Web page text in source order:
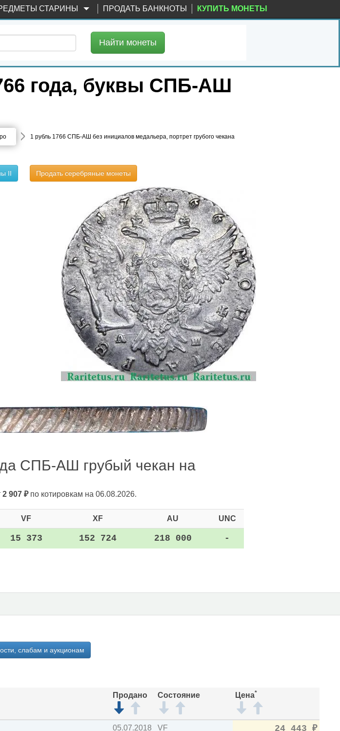
СТАРИНЫ ПРОДАТЬ БАНКНОТЫ КУПИТЬ МОНЕТЫ
Найти монеты
года, буквы СПБ-АШ
1 рубль 1766 СПБ-АШ без инициалов медальера, портрет грубого чекана
II Продать серебряные монеты
СПБ-АШ грубый чекан на
2 907 ₽по котировкам на 06.08.2026.
VF XF AU UNC
15 373 152 724 218 000 -
слабам и аукционам
Продано Состояние Цена*
05.07.2018 VF 24 443 ₽